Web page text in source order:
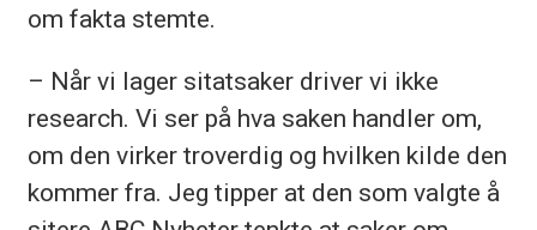
om fakta stemte.
– Når vi lager sitatsaker driver vi ikke
research. Vi ser på hva saken handler om,
om den virker troverdig og hvilken kilde den
kommer fra. Jeg tipper at den som valgte å